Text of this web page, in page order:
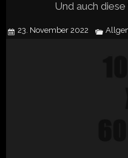
Und auch
23. November 2022